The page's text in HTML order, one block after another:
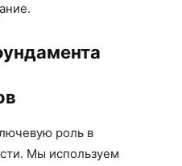
роль в
Мы используем